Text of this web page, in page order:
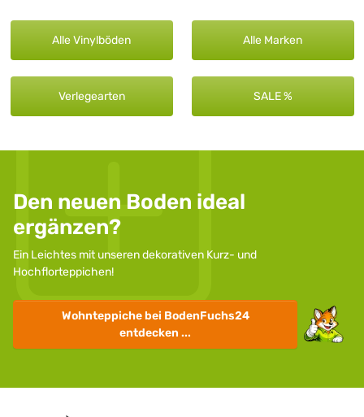
Alle Vinylböden Alle Marken
Verlegearten SALE %
Den neuen Boden ideal
ergänzen?
Ein Leichtes mit unseren dekorativen Kurz- und
Hochflorteppichen!
Wohnteppichebei BodenFuchs24
entdecken ...